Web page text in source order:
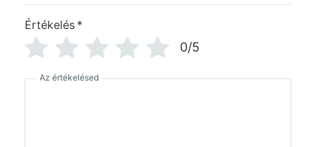
Értékelés *
0/5
Az értékelésed